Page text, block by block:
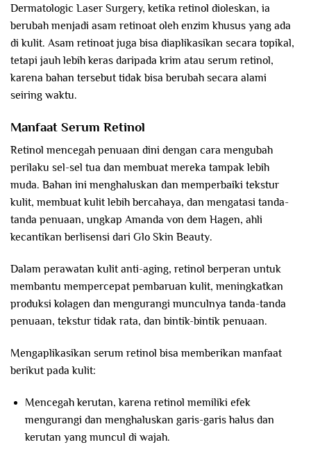
Dermatologic Laser Surgery, ketika retinol dioleskan, ia
berubah menjadi asam retinoat oleh enzim khusus yang ada
di kulit. Asam retinoat juga bisa diaplikasikan secara topikal,
tetapi jauh lebih keras daripada krim atau serum retinol,
karena bahan tersebut tidak bisa berubah secara alami
seiring waktu.
Manfaat Serum Retinol
Retinol mencegah penuaan dini dengan cara mengubah
perilaku sel-sel tua dan membuat mereka tampak lebih
muda. Bahan ini menghaluskan dan memperbaiki tekstur
kulit, membuat kulit lebih bercahaya, dan mengatasi tanda-
tanda penuaan, ungkap Amanda von dem Hagen, ahli
kecantikan berlisensi dari Glo Skin Beauty.
Dalam perawatan kulit anti-aging, retinol berperan untuk
membantu mempercepat pembaruan kulit, meningkatkan
produksi kolagen dan mengurangi munculnya tanda-tanda
penuaan, tekstur tidak rata, dan bintik-bintik penuaan.
Mengaplikasikan serum retinol bisa memberikan manfaat
berikut pada kulit:
Mencegah kerutan, karena retinol memiliki efek
mengurangi dan menghaluskan garis-garis halus dan
kerutan yang muncul di wajah.